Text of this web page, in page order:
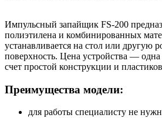
Импульсный запайщик FS-200
полиэтилена и комбинированных
устанавливается на стол или другую
поверхность. Цена устройства —
счет простой конструкции и
Преимущества модели:
для работы специалисту не